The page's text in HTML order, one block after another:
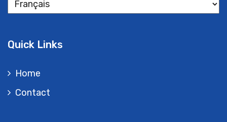
Quick Links
Home
Contact